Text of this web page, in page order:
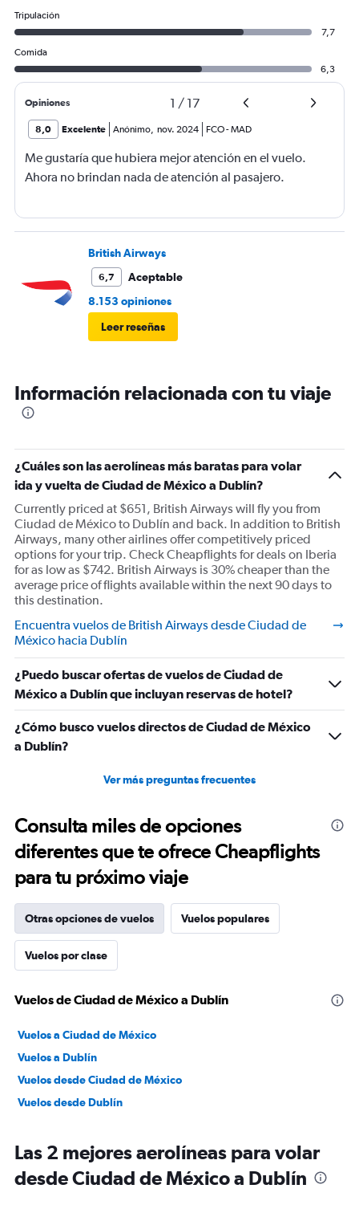
Tripulación
7,7
Comida
6,3
Opiniones 1 / 17
8,0 Excelente Anónimo, nov. 2024 FCO-MAD
Me gustaría que hubiera mejor atención en el vuelo.
Ahora no brindan nada de atención al pasajero.
British Airways
6,7
Aceptable
8.153 opiniones
Leer reseñas
Información relacionada con tu viaje
¿Cuáles son las aerolíneas más baratas para volar
ida y vuelta de Ciudad de México a Dublín?
Currently priced at $651, British Airways will fly you from
Ciudad de México to Dublín and back. In addition to British
Airways, many other airlines offer competitively priced
options for your trip. Check Cheapflights for deals on Iberia
for as low as $742. British Airways is 30% cheaper than the
average price of flights available within the next 90 days to
this destination.
Encuentra vuelos de British Airways desde Ciudad de
México hacia Dublín
¿Puedo buscar ofertas de vuelos de Ciudad de
México a Dublín que incluyan reservas de hotel?
¿Cómo busco vuelos directos de Ciudad de México
a Dublín?
Ver más preguntas frecuentes
Consulta miles de opciones
diferentes que te ofrece Cheapflights
para tu próximo viaje
Otras opciones de vuelos Vuelos populares
Vuelos por clase
Vuelos de Ciudad de México a Dublín
Vuelos a Ciudad de México
Vuelos a Dublín
Vuelos desde Ciudad de México
Vuelos desde Dublín
Las 2 mejores aerolíneas para volar
desde Ciudad de México a Dublín